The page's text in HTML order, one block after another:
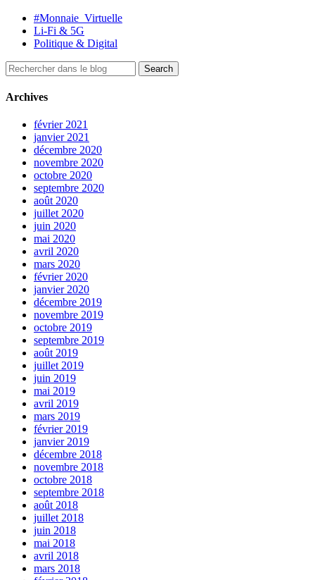
#Monnaie_Virtuelle
Li-Fi & 5G
Politique & Digital
Archives
février 2021
janvier 2021
décembre 2020
novembre 2020
octobre 2020
septembre 2020
août 2020
juillet 2020
juin 2020
mai 2020
avril 2020
mars 2020
février 2020
janvier 2020
décembre 2019
novembre 2019
octobre 2019
septembre 2019
août 2019
juillet 2019
juin 2019
mai 2019
avril 2019
mars 2019
février 2019
janvier 2019
décembre 2018
novembre 2018
octobre 2018
septembre 2018
août 2018
juillet 2018
juin 2018
mai 2018
avril 2018
mars 2018